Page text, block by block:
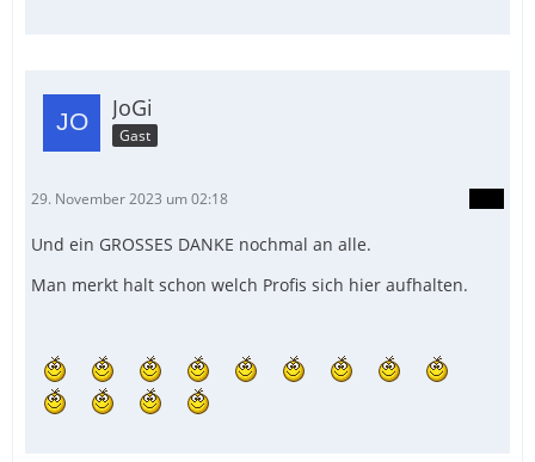
JoGi
Gast
29. November 2023 um 02:18
Und ein GROSSES DANKE nochmal an alle.
Man merkt halt schon welch Profis sich hier aufhalten.